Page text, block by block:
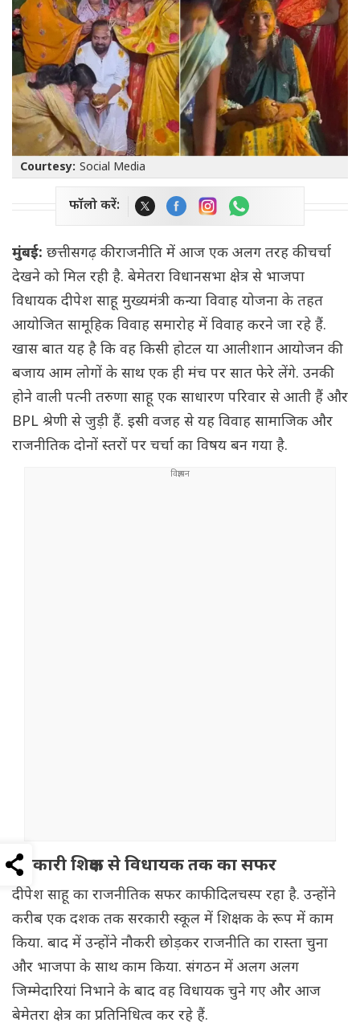
Courtesy: Social Media
फॉलो करें:
मुंबई: छत्तीसगढ़ की राजनीति में आज एक अलग तरह की चर्चा
देखने को मिल रही है. बेमेतरा विधानसभा क्षेत्र से भाजपा
विधायक दीपेश साहू मुख्यमंत्री कन्या विवाह योजना के तहत
आयोजित सामूहिक विवाह समारोह में विवाह करने जा रहे हैं.
खास बात यह है कि वह किसी होटल या आलीशान आयोजन की
बजाय आम लोगों के साथ एक ही मंच पर सात फेरे लेंगे. उनकी
होने वाली पत्नी तरुणा साहू एक साधारण परिवार से आती हैं और
BPL श्रेणी से जुड़ी हैं. इसी वजह से यह विवाह सामाजिक और
राजनीतिक दोनों स्तरों पर चर्चा का विषय बन गया है.
सरकारी शिक्षक से विधायक तक का सफर
दीपेश साहू का राजनीतिक सफर काफी दिलचस्प रहा है. उन्होंने
करीब एक दशक तक सरकारी स्कूल में शिक्षक के रूप में काम
किया. बाद में उन्होंने नौकरी छोड़कर राजनीति का रास्ता चुना
और भाजपा के साथ काम किया. संगठन में अलग अलग
जिम्मेदारियां निभाने के बाद वह विधायक चुने गए और आज
बेमेतरा क्षेत्र का प्रतिनिधित्व कर रहे हैं.